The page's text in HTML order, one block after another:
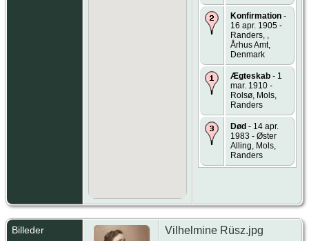
Konfirmation -
16 apr. 1905 -
Randers, ,
Århus Amt,
Denmark
Ægteskab - 1
mar. 1910 -
Rolsø, Mols,
Randers
Død - 14 apr.
1983 - Øster
Alling, Mols,
Randers
Billeder Vilhelmine Rüsz.jpg